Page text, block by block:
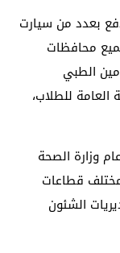
بعدد من سيارت
محافظات
الطبي
العامة للطلاب،
وزارة الصحة
قطاعات
الشئون